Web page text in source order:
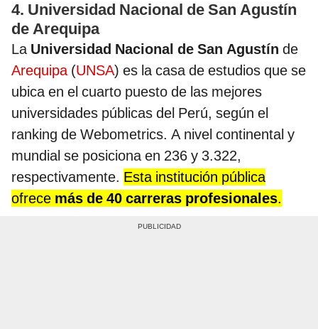
4. Universidad Nacional de San Agustín
de Arequipa
La Universidad Nacional de San Agustín de
Arequipa(UNSA) es la casa de estudios que se
ubica en el cuarto puesto de las mejores
universidades públicas del Perú, según el
ranking de Webometrics. A nivel continental y
mundial se posiciona en 236 y 3.322,
respectivamente. Esta institución pública
ofrece más de 40 carreras profesionales.